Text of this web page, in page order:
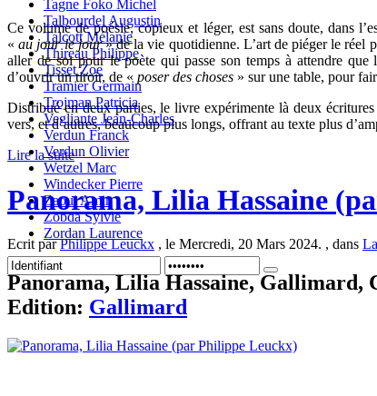
Tagne Foko Michel
Talbourdel Augustin
Talcott Mélanie
Thireau Philippe
Tisset Zoe
Tramier Germain
Trojman Patricia
Vegliante Jean-Charles
Verdun Franck
Verdun Olivier
Wetzel Marc
Windecker Pierre
Zaoui Amin
Zobda Sylvie
Zordan Laurence
Ce volume de poésie, copieux et léger, est sans doute, dans
«au jour le jour» de la vie quotidienne. L’art de piéger le réel
aller de soi pour le poète qui passe son temps à attendre
d’ouvrir un tiroir, de « poser des choses » sur une table, pour
Distribué en deux parties, le livre expérimente là deux
vers, et d’autres, beaucoup plus longs, offrant au texte plus
Lire la suite
Panorama, Lilia Hassaine
Ecrit parPhilippe Leuckx , le Mercredi, 20 Mars 2024. , dans
Panorama, Lilia Hassaine, Gallimard,
Edition: Gallimard